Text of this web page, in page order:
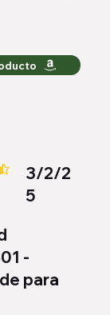
promedio es 4.5
3/2/2
5
-
para